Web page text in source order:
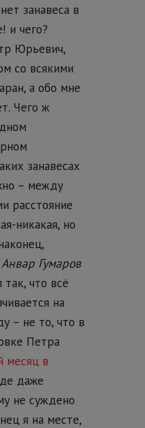
занавеса в
и чего?
Юрьевич,
со всякими
а обо мне
Чего ж
занавесах
– между
расстояние
никакая, но
Гумаров
так, что всё
на
– не то, что в
Петра
месяц в
даже
не суждено
я на месте,